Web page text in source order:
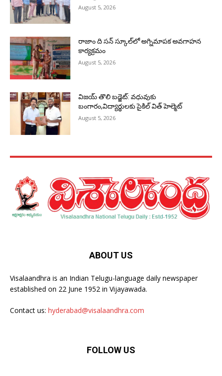
August 5, 2026
రాజాం ది సన్ స్కూల్‌లో అగ్నిమాపక అవగాహన
కార్యక్రమం
August 5, 2026
విజయ్ తొలి బడ్జెట్‌: వధువుకు
బంగారం,విద్యార్థులకు సైకిల్ విత్ హెల్మెట్
August 5, 2026
ABOUT US
Visalaandhra is an Indian Telugu-language daily newspaper
established on 22 June 1952 in Vijayawada.
Contact us: hyderabad@visalaandhra.com
FOLLOW US